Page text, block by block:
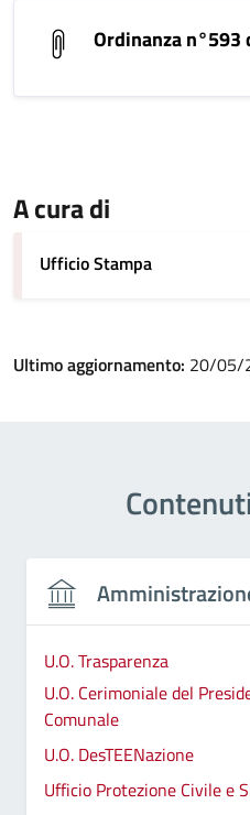
Ordinanza
A cura di
Ufficio Stampa
Ultimo aggiornamento: 20/05/
U.O. Trasparenza
U.O. Cerimoniale del
Comunale
U.O. DesTEENazione
Ufficio Protezione Civile e